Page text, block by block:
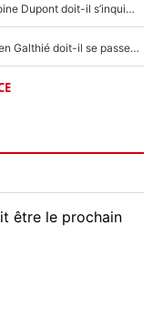
«Le XV de France est meilleur avec Lucu» : Antoine Dupont doit-il s’inquiéter pour sa place ?
Le XV de France a trouvé son remplaçant : Fabien Galthié doit-il se passer d'Antoine Dupont ?
être le prochain